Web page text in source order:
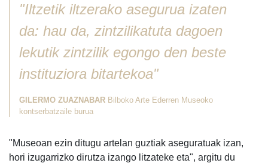
"Iltzetik iltzerako asegurua izaten
da: hau da, zintzilikatuta dagoen
lekutik zintzilik egongo den beste
instituziora bitartekoa"
GILERMO ZUAZNABAR Bilboko Arte Ederren Museoko
kontserbatzaile burua
"Museoan ezin ditugu artelan guztiak aseguratuak izan,
hori izugarrizko dirutza izango litzateke eta", argitu du